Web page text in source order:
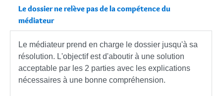
Le dossier ne relève pas de la compétence du
médiateur
Le médiateur prend en charge le dossier jusqu'à sa
résolution. L'objectif est d'aboutir à une solution
acceptable par les 2 parties avec les explications
nécessaires à une bonne compréhension.